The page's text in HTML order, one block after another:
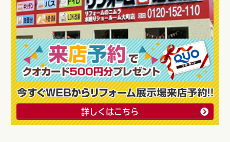
詳しくはこちら